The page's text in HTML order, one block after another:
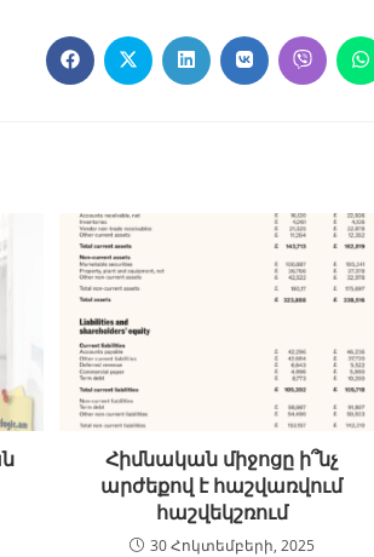
Հիմնական միջոցը ի՞նչ
արժեքով է հաշվառվում
հաշվեկշռում
30 Հոկտեմբերի, 2025